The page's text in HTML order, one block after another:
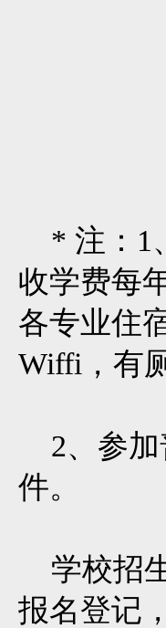
* 注：1
收学费每
各专业住
Wiffi，有
2、参加
件。
学校招
报名登记，